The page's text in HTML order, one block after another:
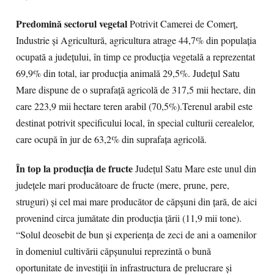
Predomină sectorul vegetalPotrivit Camerei de Comerţ,
Industrie şi Agricultură, agricultura atrage 44,7% din populaţia
ocupată a judeţului, în timp ce producţia vegetală a reprezentat
69,9% din total, iar producţia animală 29,5%. Judeţul Satu
Mare dispune de o suprafaţă agricolă de 317,5 mii hectare, din
care 223,9 mii hectare teren arabil (70,5%).Terenul arabil este
destinat potrivit specificului local, în special culturii cerealelor,
care ocupă în jur de 63,2% din suprafaţa agricolă.
În top la producţia de fructeJudeţul Satu Mare este unul din
judeţele mari producătoare de fructe (mere, prune, pere,
struguri) şi cel mai mare producător de căpşuni din ţară, de aici
provenind circa jumătate din producţia ţării (11,9 mii tone).
“Solul deosebit de bun şi experienţa de zeci de ani a oamenilor
în domeniul cultivării căpşunului reprezintă o bună
oportunitate de investiţii în infrastructura de prelucrare şi